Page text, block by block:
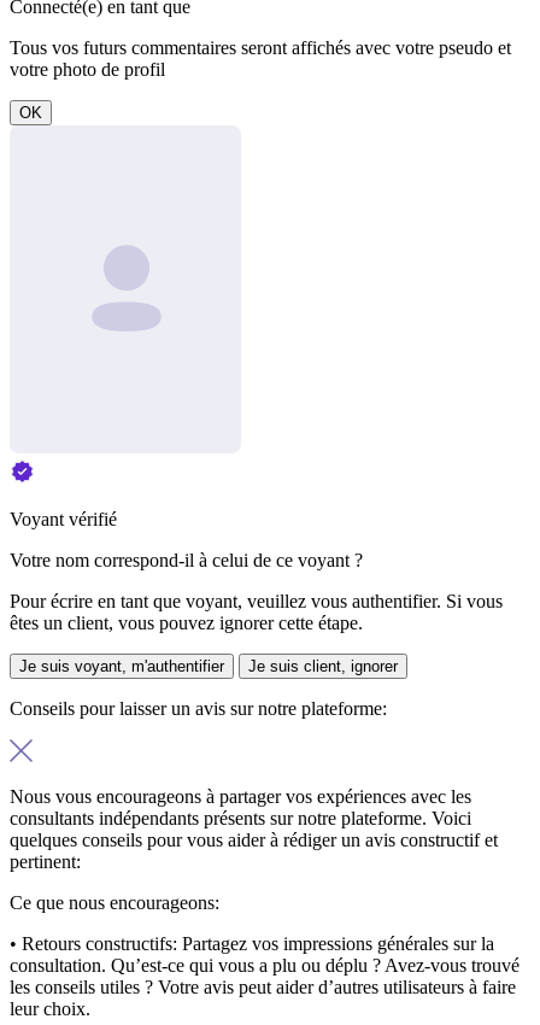
Connecté(e) en tant que
Tous vos futurs commentaires seront affichés avec votre pseudo et
votre photo de profil
OK
Voyant vérifié
Votre nom correspond-il à celui de ce voyant ?
Pour écrire en tant que voyant, veuillez vous authentifier. Si vous
êtes un client, vous pouvez ignorer cette étape.
Je suis voyant, m'authentifier Je suis client, ignorer
Conseils pour laisser un avis sur notre plateforme:
Nous vous encourageons à partager vos expériences avec les
consultants indépendants présents sur notre plateforme. Voici
quelques conseils pour vous aider à rédiger un avis constructif et
pertinent:
Ce que nous encourageons:
• Retours constructifs: Partagez vos impressions générales sur la
consultation. Qu’est-ce qui vous a plu ou déplu ? Avez-vous trouvé
les conseils utiles ? Votre avis peut aider d’autres utilisateurs à faire
leur choix.